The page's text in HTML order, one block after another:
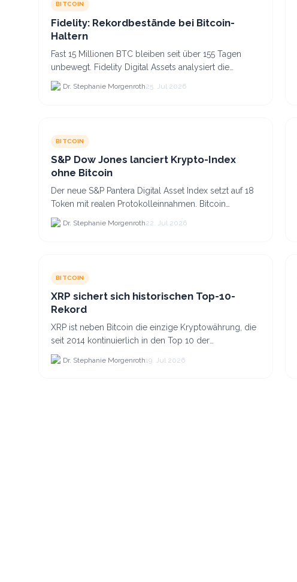
BITCOIN
Fidelity: Rekordbestände bei Bitcoin-
Haltern
Fast 15 Millionen BTC bleiben seit über 155 Tagen
unbewegt. Fidelity Digital Assets analysiert die
Anlegerüberzeugung trotz Kursverlusten und einem
BTC-Preis.
Dr. Stephanie Morgenroth25. Jul 2026
BITCOIN
S&P Dow Jones lanciert Krypto-Index
ohne Bitcoin
Der neue S&P Pantera Digital Asset Index setzt auf 18
Token mit realen Protokolleinnahmen. Bitcoin
scheidet aufgrund fehlender Erträge für Halter aus
dem.
Dr. Stephanie Morgenroth22. Jul 2026
BITCOIN
XRP sichert sich historischen Top-10-
Rekord
XRP ist neben Bitcoin die einzige Kryptowährung, die
seit 2014 kontinuierlich in den Top 10 der
Marktkapitalisierung verblieb.
Dr. Stephanie Morgenroth19. Jul 2026